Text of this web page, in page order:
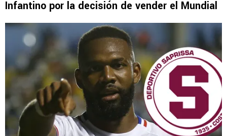
Infantino por la decisión de vender el Mundial